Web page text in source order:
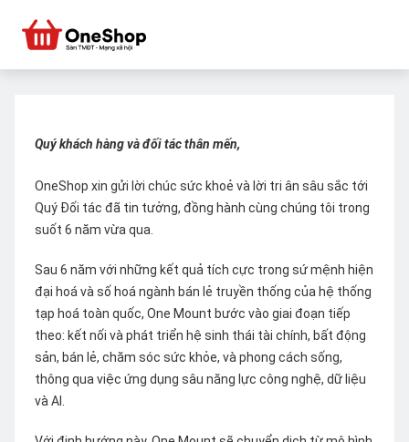
Quý khách hàng và đối tác thân mến,
OneShop xin gửi lời chúc sức khoẻ và lời tri ân sâu sắc tới
Quý Đối tác đã tin tưởng, đồng hành cùng chúng tôi trong
suốt 6 năm vừa qua.
Sau 6 năm với những kết quả tích cực trong sứ mệnh hiện
đại hoá và số hoá ngành bán lẻ truyền thống của hệ thống
tạp hoá toàn quốc, One Mount bước vào giai đoạn tiếp
theo: kết nối và phát triển hệ sinh thái tài chính, bất động
sản, bán lẻ, chăm sóc sức khỏe, và phong cách sống,
thông qua việc ứng dụng sâu năng lực công nghệ, dữ liệu
và AI.